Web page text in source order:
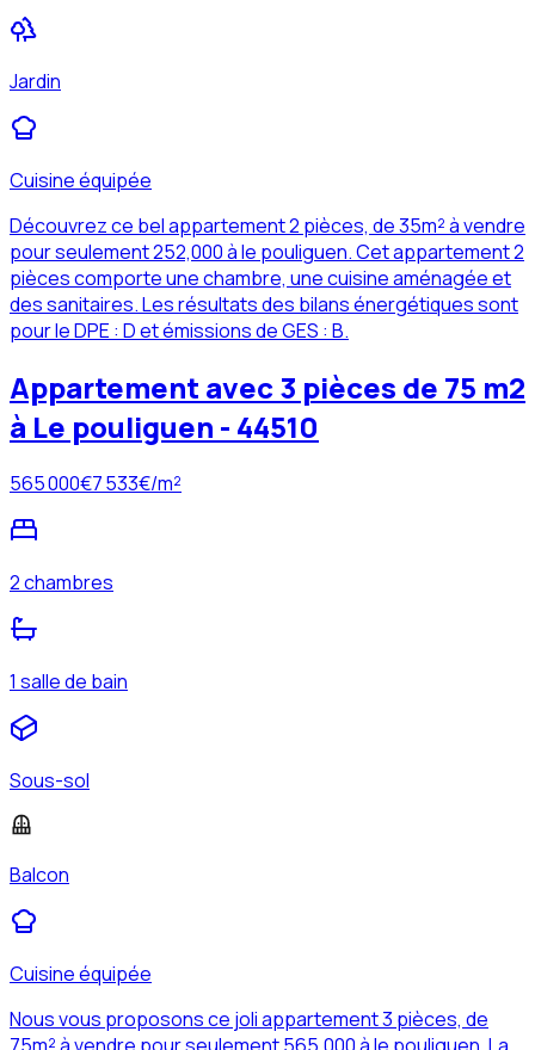
Jardin
Cuisine équipée
Découvrez ce bel appartement 2 pièces, de 35m² à vendre
pour seulement 252,000 à le pouliguen. Cet appartement 2
pièces comporte une chambre, une cuisine aménagée et
des sanitaires. Les résultats des bilans énergétiques sont
pour le DPE : D et émissions de GES : B.
Appartement avec 3 pièces de 75 m2
à Le pouliguen - 44510
565 000€7 533€/m²
2 chambres
1 salle de bain
Sous-sol
Balcon
Cuisine équipée
Nous vous proposons ce joli appartement 3 pièces, de